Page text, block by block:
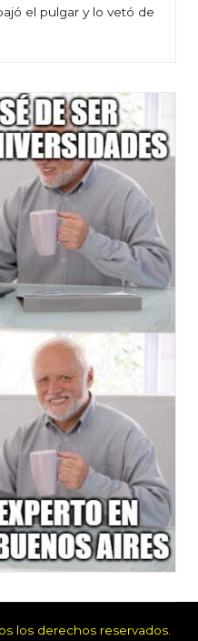
el pulgar y lo vetó de
los derechos reservados.